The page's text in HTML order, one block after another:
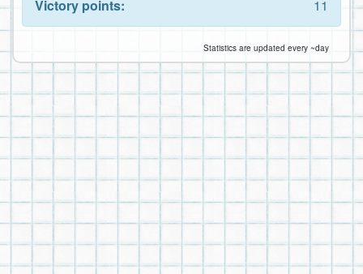
Victory points:
11
Statistics are updated every ~day